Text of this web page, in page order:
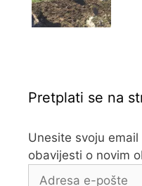
Pretplati se na
Unesite svoju
obavijesti o novim
Adresa